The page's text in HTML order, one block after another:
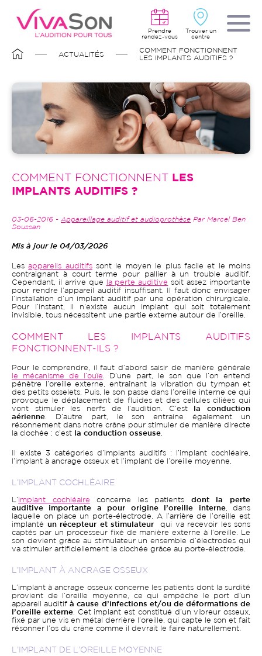
contenu
principal
Prendre
rendez-vous
Trouver un
centre
FIL
D'ARIANE
ACTUALITÉS
COMMENT FONCTIONNENT
LES IMPLANTS AUDITIFS ?
COMMENT FONCTIONNENT
LES
IMPLANTS AUDITIFS ?
03-06-2016 -Appareillage auditif et audioprothèse Par Marcel Ben
Soussan
Mis à jour le 04/03/2026
Lesappareils auditifssont le moyen le plus facile et le moins
contraignant à court terme pour pallier à un trouble auditif.
Cependant, il arrive que
la perte auditive soit assez importante
pour rendre l’appareil auditif insuffisant. Il faut donc envisager
l’installation d’un implant auditif par une opération chirurgicale.
Pour l’instant, il n’existe aucun implant qui soit totalement
invisible, tous nécessitent une partie externe autour de l’oreille.
COMMENT LES IMPLANTS AUDITIFS
FONCTIONNENT-ILS ?
Pour le comprendre, il faut d’abord saisir de manière générale
le mécanisme de l’ouïe. D’une part, le son que l’on entend
pénètre l’oreille externe, entraînant la vibration du tympan et
des petits osselets. Puis, le son passe dans l’oreille interne ce qui
provoque le déplacement de fluides et des cellules ciliées qui
vont stimuler les nerfs de l’audition. C’est
la conduction
aérienne. D’autre part, le son entraine également un
résonnement dans notre crâne pour stimuler de manière directe
la clochée : c’est
la conduction osseuse.
Il existe 3 catégories d’implants auditifs : l’implant cochléaire,
l’implant à ancrage osseux et l’implant de l’oreille moyenne.
L’IMPLANT COCHLÉAIRE
L’ implant cochléaire concerne les patients dont la perte
auditive importante a pour origine l’oreille interne, dans
laquelle on place un porte-électrode. A l’arrière de l’oreille est
implanté un récepteur et stimulateur qui va recevoir les sons
captés par un processeur fixé de manière externe à l’oreille. Le
son devient grâce au stimulateur un ensemble d’électrodes qui
va stimuler artificiellement la clochée grâce au porte-électrode.
L’IMPLANT À ANCRAGE OSSEUX
L’implant à ancrage osseux concerne les patients dont la surdité
provient de l’oreille moyenne, ce qui empêche le port d’un
appareil auditifà cause d’infections et/ou de déformations de
l’oreille externe. Cet implant est constitué d’un vibreur osseux,
fixé par une vis en métal derrière l’oreille, qui capte le son et fait
résonner l’os du crâne comme il devrait le faire naturellement.
L’IMPLANT DE L’OREILLE MOYENNE